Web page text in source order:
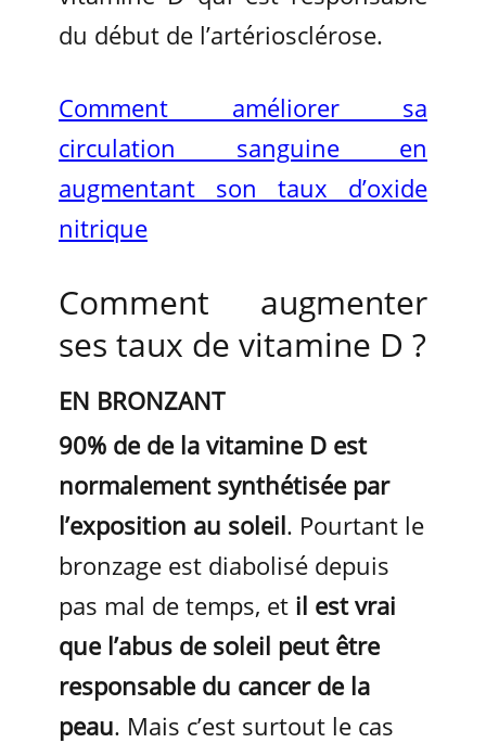
du début de l’artériosclérose.
Comment améliorer sa
circulation sanguine en
augmentant son taux d’oxide
nitrique
Comment augmenter
ses taux de vitamine D ?
EN BRONZANT
90% de de la vitamine D est
normalement synthétisée par
l’exposition au soleil. Pourtant le
bronzage est diabolisé depuis
pas mal de temps, et il est vrai
que l’abus de soleil peut être
responsable du cancer de la
peau. Mais c’est surtout le cas